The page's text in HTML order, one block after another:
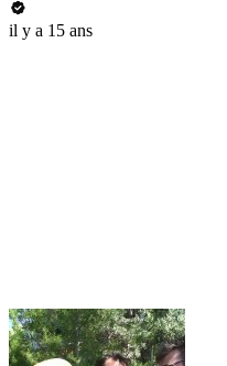
il y a 15 ans